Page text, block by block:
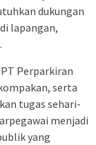
dukungan
lapangan,
Perparkiran
serta
tugas sehari-
menjadi
yang